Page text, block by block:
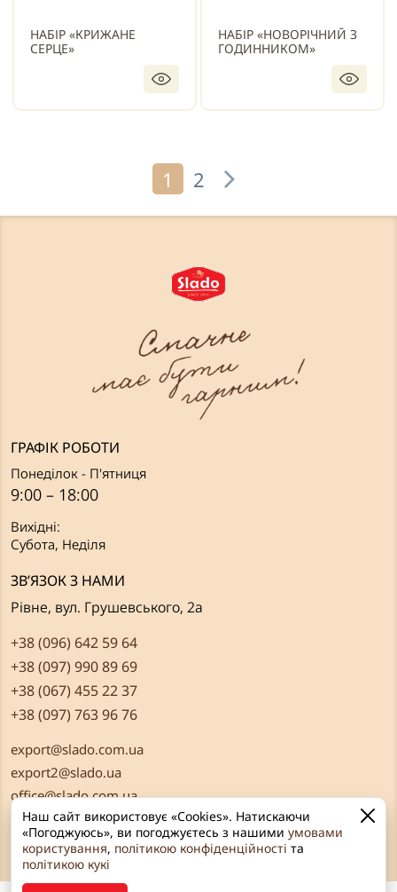
НАБІР «КРИЖАНЕ
СЕРЦЕ»
НАБІР «НОВОРІЧНИЙ З
ГОДИННИКОМ»
1 2
ГРАФІК РОБОТИ
Понеділок - П'ятниця
9:00 – 18:00
Вихідні:
Субота, Неділя
ЗВ’ЯЗОК З НАМИ
Рівне, вул. Грушевського, 2а
+38 (096) 642 59 64
+38 (097) 990 89 69
+38 (067) 455 22 37
+38 (097) 763 96 76
export@slado.com.ua
export2@slado.ua
office@slado.com.ua
Наш сайт використовує «Cookies». Натискаючи
«Погоджуюсь», ви погоджуєтесь з нашими умовами
користування, політикою конфіденційності та
політикою кукі